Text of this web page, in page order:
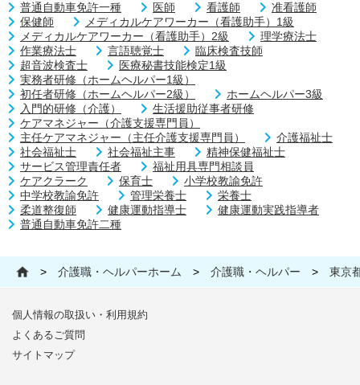
普通自動車免許一種 医師 看護師
准看護師
保健師
メディカルケアワーカー（看護助手）1級
メディカルケアワーカー（看護助手）2級
理学療法士
作業療法士
言語聴覚士
臨床検査技師
超音波検査士
医療秘書技能検定1級
実務者研修（ホームヘルパー1級）
初任者研修（ホームヘルパー2級）
ホームヘルパー3級
入門的研修（介護）
生活援助従事者研修
ケアマネジャー（介護支援専門員）
主任ケアマネジャー（主任介護支援専門員）
介護福祉士
社会福祉士
社会福祉主事
精神保健福祉士
サービス管理責任者
福祉用具専門相談員
ケアクラーク
保育士
小学校教諭免許
中学校教諭免許
管理栄養士
栄養士
柔道整復師
健康運動指導士
健康運動実践指導者
普通自動車免許二種
> 介護職・ヘルパーホーム > 介護職・ヘルパー > 東京
個人情報の取扱い・利用規約
よくあるご質問
サイトマップ